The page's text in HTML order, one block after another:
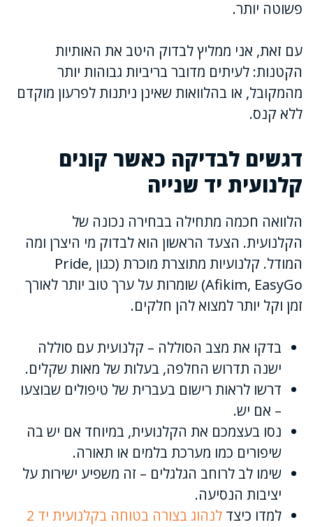
פשוטה יותר.
עם זאת, אני ממליץ לבדוק היטב את האותיות
הקטנות: לעיתים מדובר בריביות גבוהות יותר
מהמקובל, או בהלוואות שאינן ניתנות לפרעון מוקדם
ללא קנס.
דגשים לבדיקה כאשר קונים
קלנועית יד שנייה
הלוואה חכמה מתחילה בבחירה נכונה של
הקלנועית. הצעד הראשון הוא לבדוק מי היצרן ומה
המודל. קלנועיות מתוצרת מוכרת (כגון Pride,
Afikim, EasyGo) שומרות על ערך טוב יותר לאורך
זמן וקל יותר למצוא להן חלקים.
בדקו את מצב הסוללה – קלנועית עם סוללה
ישנה תדרוש החלפה, בעלות של מאות שקלים.
דרשו לראות רישום בעברית של טיפולים שבוצעו
– אם יש.
נסו בעצמכם את הקלנועית, במיוחד אם יש בה
שיפורים כמו מערכת בלמים או תאורה.
שימו לב לרוחב הגלגלים – זה משפיע ישירות על
יציבות הנסיעה.
למדו כיצד לנהוג בצורה בטוחה בקלנועית יד 2